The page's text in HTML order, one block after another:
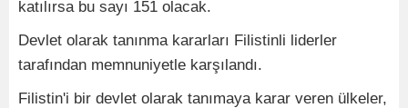
katılırsa bu sayı 151 olacak.
Devlet olarak tanınma kararları Filistinli liderler
tarafından memnuniyetle karşılandı.
Filistin'i bir devlet olarak tanımaya karar veren ülkeler,